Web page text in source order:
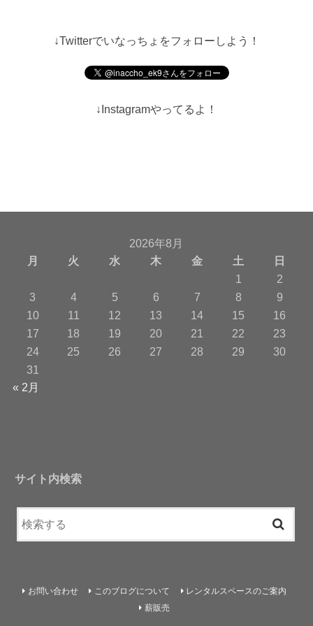
↓Twitterでいなっちょをフォローしよう！
↓Instagramやってるよ！
2026年8月
月
火 水 木 金 土
日
1
2
3
4 5 6 7 8
9
10
11 12 13 14 15
16
17
18 19 20 21 22
23
24
25 26 27 28 29
30
31
« 2月
サイト内検索
お問い合わせ このブログについて
レンタルスペースのご案内
薪販売